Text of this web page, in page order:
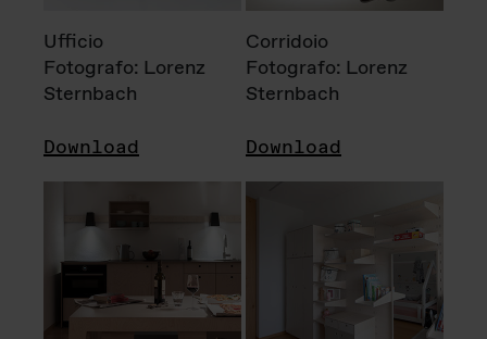
Ufficio
Fotografo: Lorenz
Sternbach
Download
Corridoio
Fotografo: Lorenz
Sternbach
Download